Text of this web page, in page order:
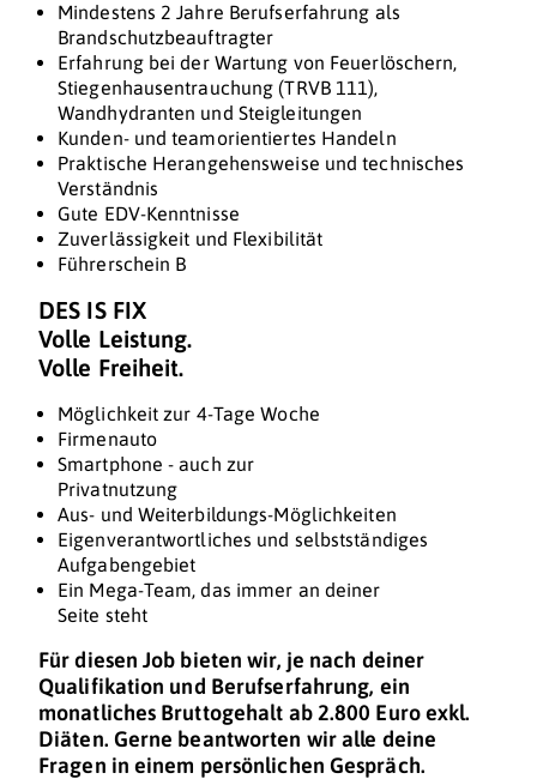
Mindestens 2 Jahre Berufserfahrung als
Brandschutzbeauftragter
Erfahrung bei der Wartung von Feuerlöschern,
Stiegenhausentrauchung (TRVB 111),
Wandhydranten und Steigleitungen
Kunden- und teamorientiertes Handeln
Praktische Herangehensweise und technisches
Verständnis
Gute EDV-Kenntnisse
Zuverlässigkeit und Flexibilität
Führerschein B
DES IS FIX
Volle Leistung.
Volle Freiheit.
Möglichkeit zur 4-Tage Woche
Firmenauto
Smartphone - auch zur
Privatnutzung
Aus- und Weiterbildungs-Möglichkeiten
Eigenverantwortliches und selbstständiges
Aufgabengebiet
Ein Mega-Team, das immer an deiner
Seite steht
Für diesen Job bieten wir, je nach deiner
Qualifikation und Berufserfahrung, ein
monatliches Bruttogehalt ab 2.800 Euro exkl.
Diäten. Gerne beantworten wir alle deine
Fragen in einem persönlichen Gespräch.